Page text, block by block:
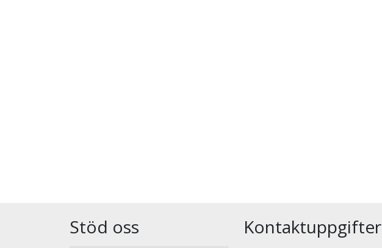
Stöd oss Kontaktuppgifter